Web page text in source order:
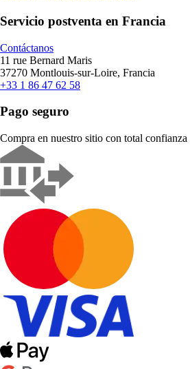
Servicio postventa en Francia
Contáctanos
11 rue Bernard Maris
37270 Montlouis-sur-Loire, Francia
+33 1 86 47 62 58
Pago seguro
Compra en nuestro sitio con total confianza